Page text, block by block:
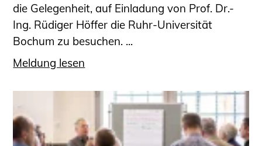
die Gelegenheit, auf Einladung von Prof. Dr.-
Ing. Rüdiger Höffer die Ruhr-Universität
Bochum zu besuchen. ...
Meldung lesen